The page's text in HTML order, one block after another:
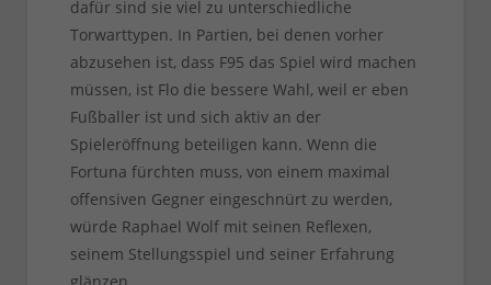
dafür sind sie viel zu unterschiedliche
Torwarttypen. In Partien, bei denen vorher
abzusehen ist, dass F95 das Spiel wird machen
müssen, ist Flo die bessere Wahl, weil er eben
Fußballer ist und sich aktiv an der
Spieleröffnung beteiligen kann. Wenn die
Fortuna fürchten muss, von einem maximal
offensiven Gegner eingeschnürt zu werden,
würde Raphael Wolf mit seinen Reflexen,
seinem Stellungsspiel und seiner Erfahrung